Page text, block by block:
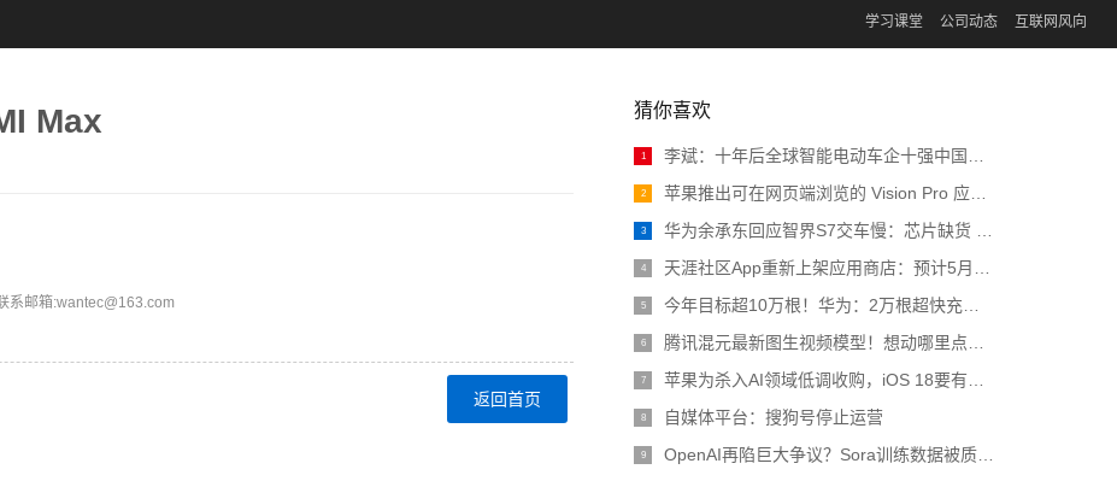
学习课堂 公司动态 互联网风向
Max
系邮箱:wantec@163.com
返回首页
猜你喜欢
1 李斌：十年后全球智能电动车企十强中国占一半 比亚迪、吉利已预订席位
2 苹果推出可在网页端浏览的 Vision Pro 应用程序商店
3 华为余承东回应智界S7交车慢：芯片缺货 预计4月恢复正常
4 天涯社区App重新上架应用商店：预计5月1日前恢复访问
5 今年目标超10万根！华为：2万根超快充充电桩投入运营
6 腾讯混元最新图生视频模型！想动哪里点哪里，诸葛青睁眼原来长这样 | 开源
7 苹果为杀入AI领域低调收购，iOS 18要有大动作
8 自媒体平台：搜狗号停止运营
9 OpenAI再陷巨大争议？Sora训练数据被质疑非法，CTO采访疯狂翻车